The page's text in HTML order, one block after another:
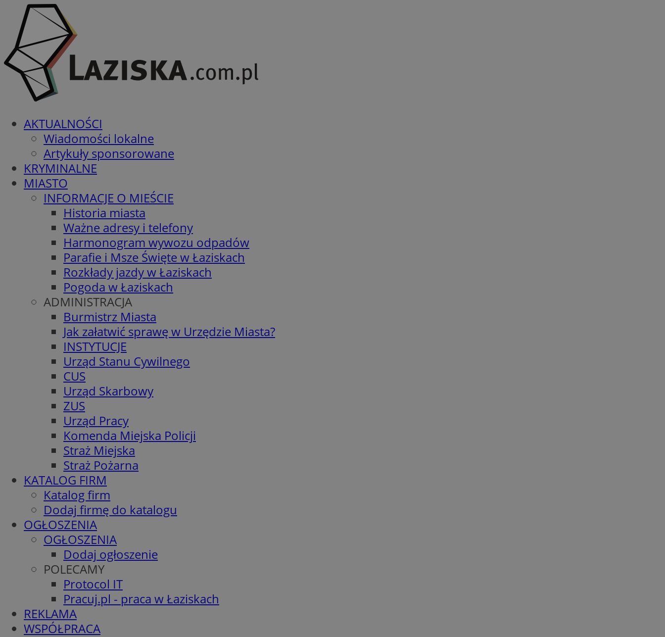
AKTUALNOŚCI
Wiadomości lokalne
Artykuły sponsorowane
KRYMINALNE
MIASTO
INFORMACJE O MIEŚCIE
Historia miasta
Ważne adresy i telefony
Harmonogram wywozu odpadów
Parafie i Msze Święte w Łaziskach
Rozkłady jazdy w Łaziskach
Pogoda w Łaziskach
ADMINISTRACJA
Burmistrz Miasta
Jak załatwić sprawę w Urzędzie Miasta?
INSTYTUCJE
Urząd Stanu Cywilnego
CUS
Urząd Skarbowy
ZUS
Urząd Pracy
Komenda Miejska Policji
Straż Miejska
Straż Pożarna
KATALOG FIRM
Katalog firm
Dodaj firmę do katalogu
OGŁOSZENIA
OGŁOSZENIA
Dodaj ogłoszenie
POLECAMY
Protocol IT
Pracuj.pl - praca w Łaziskach
REKLAMA
WSPÓŁPRACA